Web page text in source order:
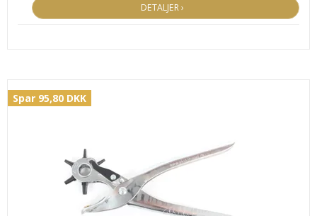
DETALJER ›
Spar 95,80 DKK